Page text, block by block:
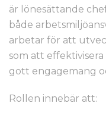
är lönesättande
både
arbetar för att
som att
gott engagemang
Rollen innebär att: